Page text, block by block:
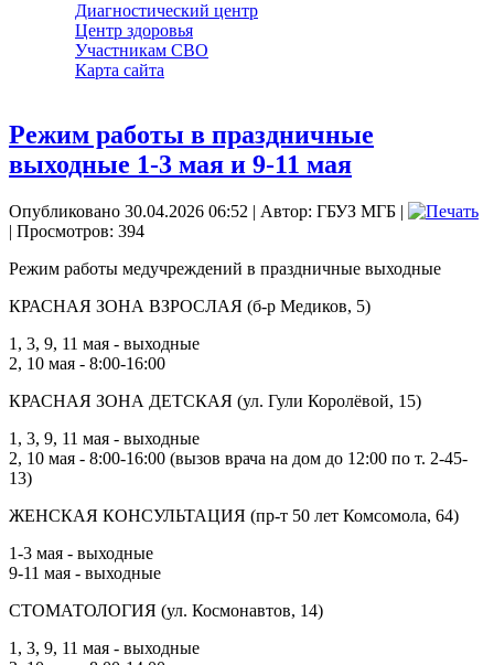
Диагностический центр
Центр здоровья
Участникам СВО
Карта сайта
Режим работы в праздничные
выходные 1-3 мая и 9-11 мая
Опубликовано 30.04.2026 06:52 | Автор: ГБУЗ МГБ |
| Просмотров: 394
Режим работы медучреждений в праздничные выходные
КРАСНАЯ ЗОНА ВЗРОСЛАЯ (б-р Медиков, 5)
1, 3, 9, 11 мая - выходные
2, 10 мая - 8:00-16:00
КРАСНАЯ ЗОНА ДЕТСКАЯ (ул. Гули Королёвой, 15)
1, 3, 9, 11 мая - выходные
2, 10 мая - 8:00-16:00 (вызов врача на дом до 12:00 по т. 2-45-
13)
ЖЕНСКАЯ КОНСУЛЬТАЦИЯ (пр-т 50 лет Комсомола, 64)
1-3 мая - выходные
9-11 мая - выходные
СТОМАТОЛОГИЯ (ул. Космонавтов, 14)
1, 3, 9, 11 мая - выходные